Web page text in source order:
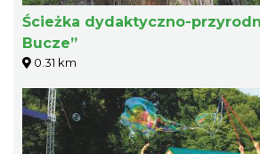
Ścieżka dydaktyczno-
Bucze”
0.31 km